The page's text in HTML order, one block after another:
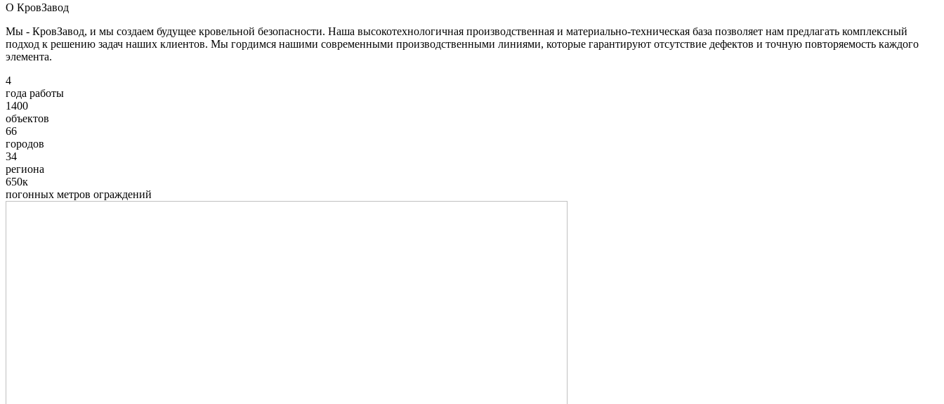
О КровЗавод
Мы - КровЗавод, и мы создаем будущее кровельной безопасности. Наша высокотехнологичная производственная и материально-техническая база позволяет нам предлагать комплексный
подход к решению задач наших клиентов. Мы гордимся нашими современными производственными линиями, которые гарантируют отсутствие дефектов и точную повторяемость каждого
элемента.
4
года работы
1400
объектов
66
городов
34
региона
650к
погонных метров ограждений